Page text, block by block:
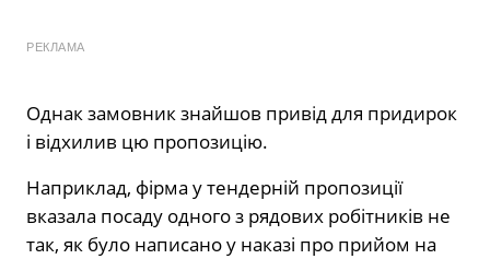
РЕКЛАМА
Однак замовник знайшов привід для придирок
і відхилив цю пропозицію.
Наприклад, фірма у тендерній пропозиції
вказала посаду одного з рядових робітників не
так, як було написано у наказі про прийом на